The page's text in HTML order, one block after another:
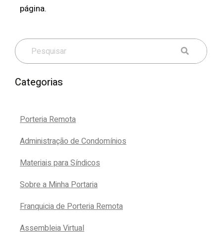
página.
Categorias
Porteria Remota
Administração de Condomínios
Materiais para Síndicos
Sobre a Minha Portaria
Franquicia de Porteria Remota
Assembleia Virtual